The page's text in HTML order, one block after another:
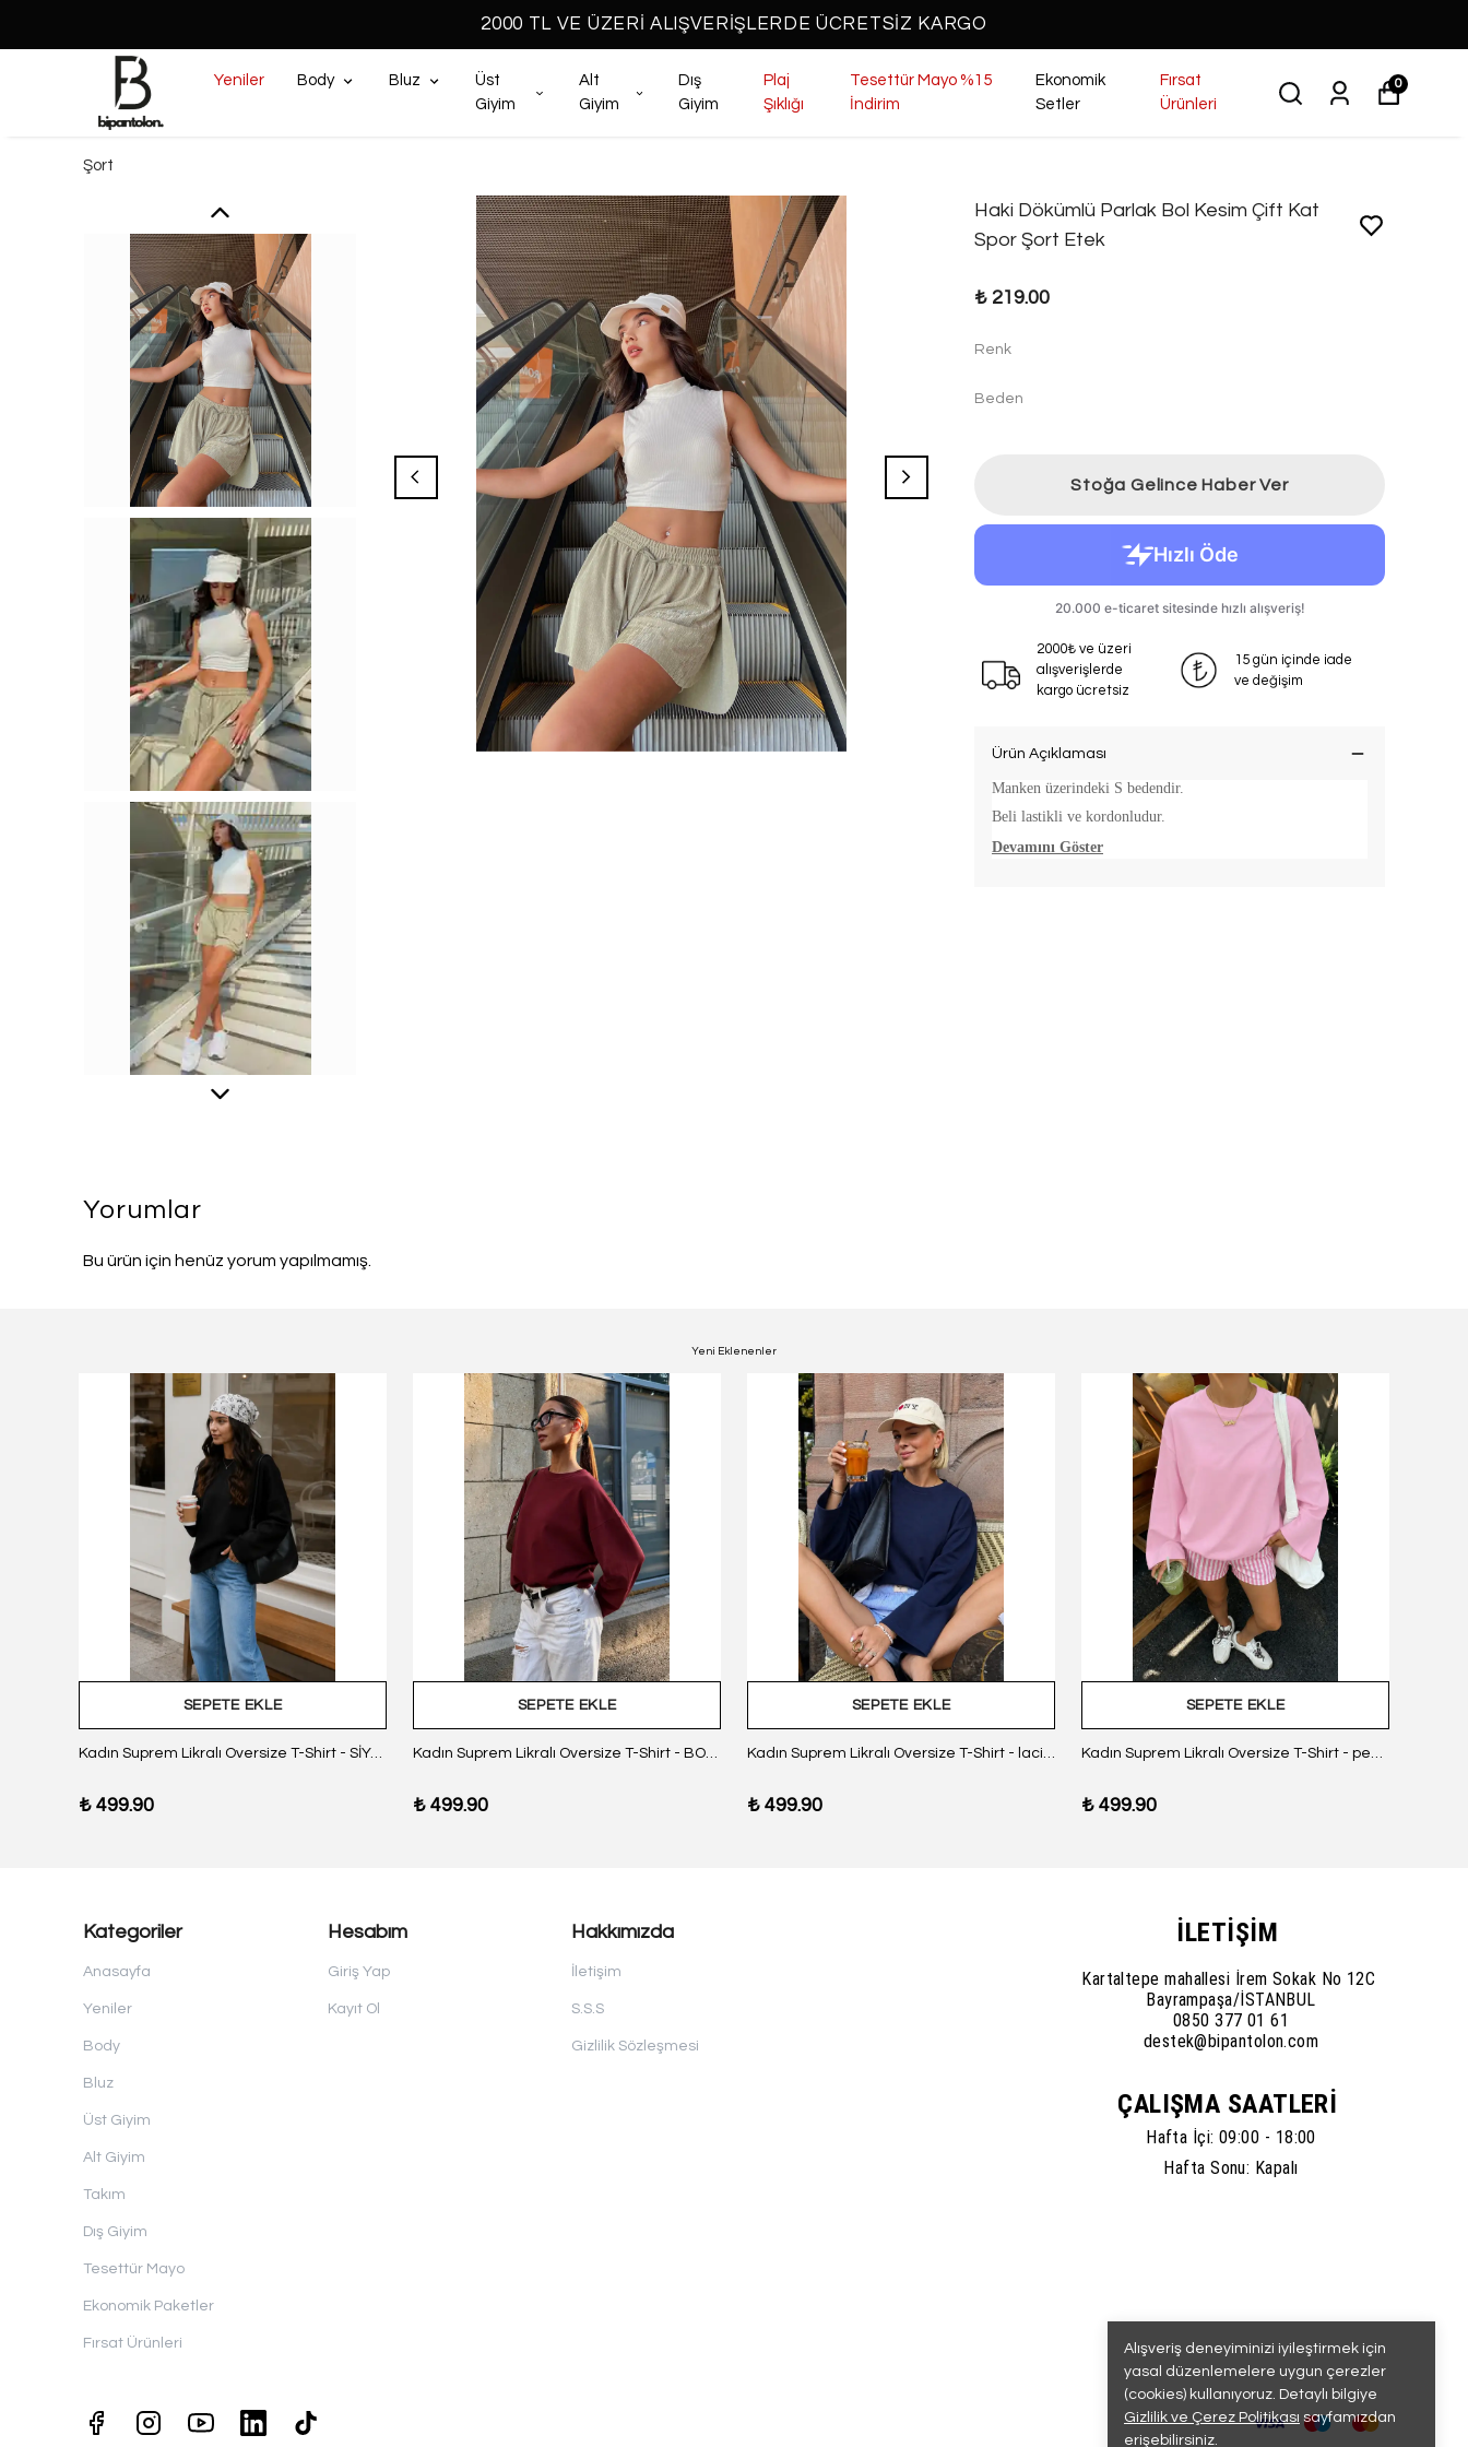
2000 TL VE ÜZERİ ALIŞVERİŞLERDE ÜCRETSİZ KARGO
Yeniler Body Bluz
Üst
Giyim
Alt
Giyim
Dış
Giyim
Plaj
Şıklığı
Tesettür Mayo %15
İndirim
Ekonomik
Setler
Fırsat
Ürünleri
0
Alışveriş deneyiminizi iyileştirmek için
yasal düzenlemelere uygun çerezler
(cookies) kullanıyoruz. Detaylı bilgiye
Gizlilik ve Çerez Politikası sayfamızdan
erişebilirsiniz.
Şort
Haki Dökümlü Parlak Bol Kesim Çift Kat
Spor Şort Etek
₺ 219.00
Renk
Beden
Stoğa Gelince Haber Ver
2000₺ ve üzeri
alışverişlerde
kargo ücretsiz
15 gün içinde iade
ve değişim
Ürün Açıklaması
Manken üzerindeki S bedendir.
Beli lastikli ve kordonludur.
Devamını Göster
Yorumlar
Bu ürün için henüz yorum yapılmamış.
Yeni Eklenenler
SEPETE EKLE
Kadın Suprem Likralı Oversize T-Shirt - SİYAH
₺ 499.90
SEPETE EKLE
Kadın Suprem Likralı Oversize T-Shirt - BORDO
₺ 499.90
SEPETE EKLE
Kadın Suprem Likralı Oversize T-Shirt - lacivert
₺ 499.90
SEPETE EKLE
Kadın Suprem Likralı Oversize T-Shirt - pembe
₺ 499.90
Kategoriler
Anasayfa
Yeniler
Body
Bluz
Üst Giyim
Alt Giyim
Takım
Dış Giyim
Tesettür Mayo
Ekonomik Paketler
Fırsat Ürünleri
Hesabım
Giriş Yap
Kayıt Ol
Hakkımızda
İletişim
S.S.S
Gizlilik Sözleşmesi
İLETİŞİM
Kartaltepe mahallesi İrem Sokak No 12C
Bayrampaşa/İSTANBUL
0850 377 01 61
destek@bipantolon.com
ÇALIŞMA SAATLERİ
Hafta İçi: 09:00 - 18:00
Hafta Sonu: Kapalı